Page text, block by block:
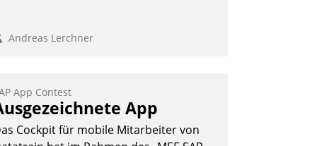
Andreas Lerchner
App Contest
App
Cockpit für mobile Mitarbeiter von